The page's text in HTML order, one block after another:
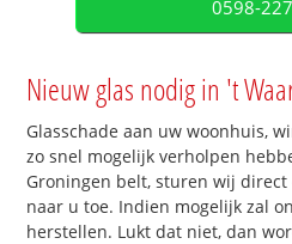
0598-
Nieuw glas nodig in 't
Glasschade aan uw woonhuis,
zo snel mogelijk verholpen
Groningen belt, sturen wij
naar u toe. Indien mogelijk zal
herstellen. Lukt dat niet, dan